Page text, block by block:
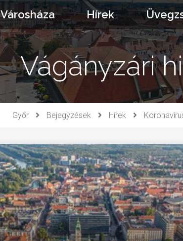
Városháza Hírek
Vágányzári
Győr Bejegyzések Hírek